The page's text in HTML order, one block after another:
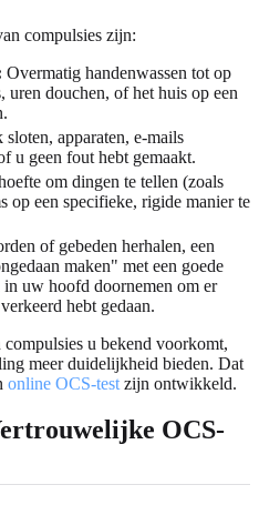
compulsies zijn:
Overmatig handenwassen tot op
uren douchen, of het huis op een
apparaten, e-mails
u geen fout hebt gemaakt.
om dingen te tellen (zoals
op een specifieke, rigide manier te
of gebeden herhalen, een
maken" met een goede
in uw hoofd doornemen om er
hebt gedaan.
compulsies u bekend voorkomt,
meer duidelijkheid bieden. Dat
online OCS-test zijn ontwikkeld.
OCS-